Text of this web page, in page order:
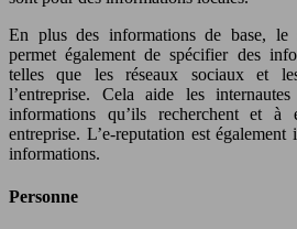
En plus des informations de base, le
permet également de spécifier des
telles que les réseaux sociaux et
l’entreprise. Cela aide les
informations qu’ils recherchent et
entreprise. L’e-reputation est
informations.
Personne